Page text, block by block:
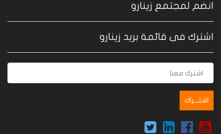
انضم لمجتمع زينارو
اشترك فى قائمة بريد زينارو